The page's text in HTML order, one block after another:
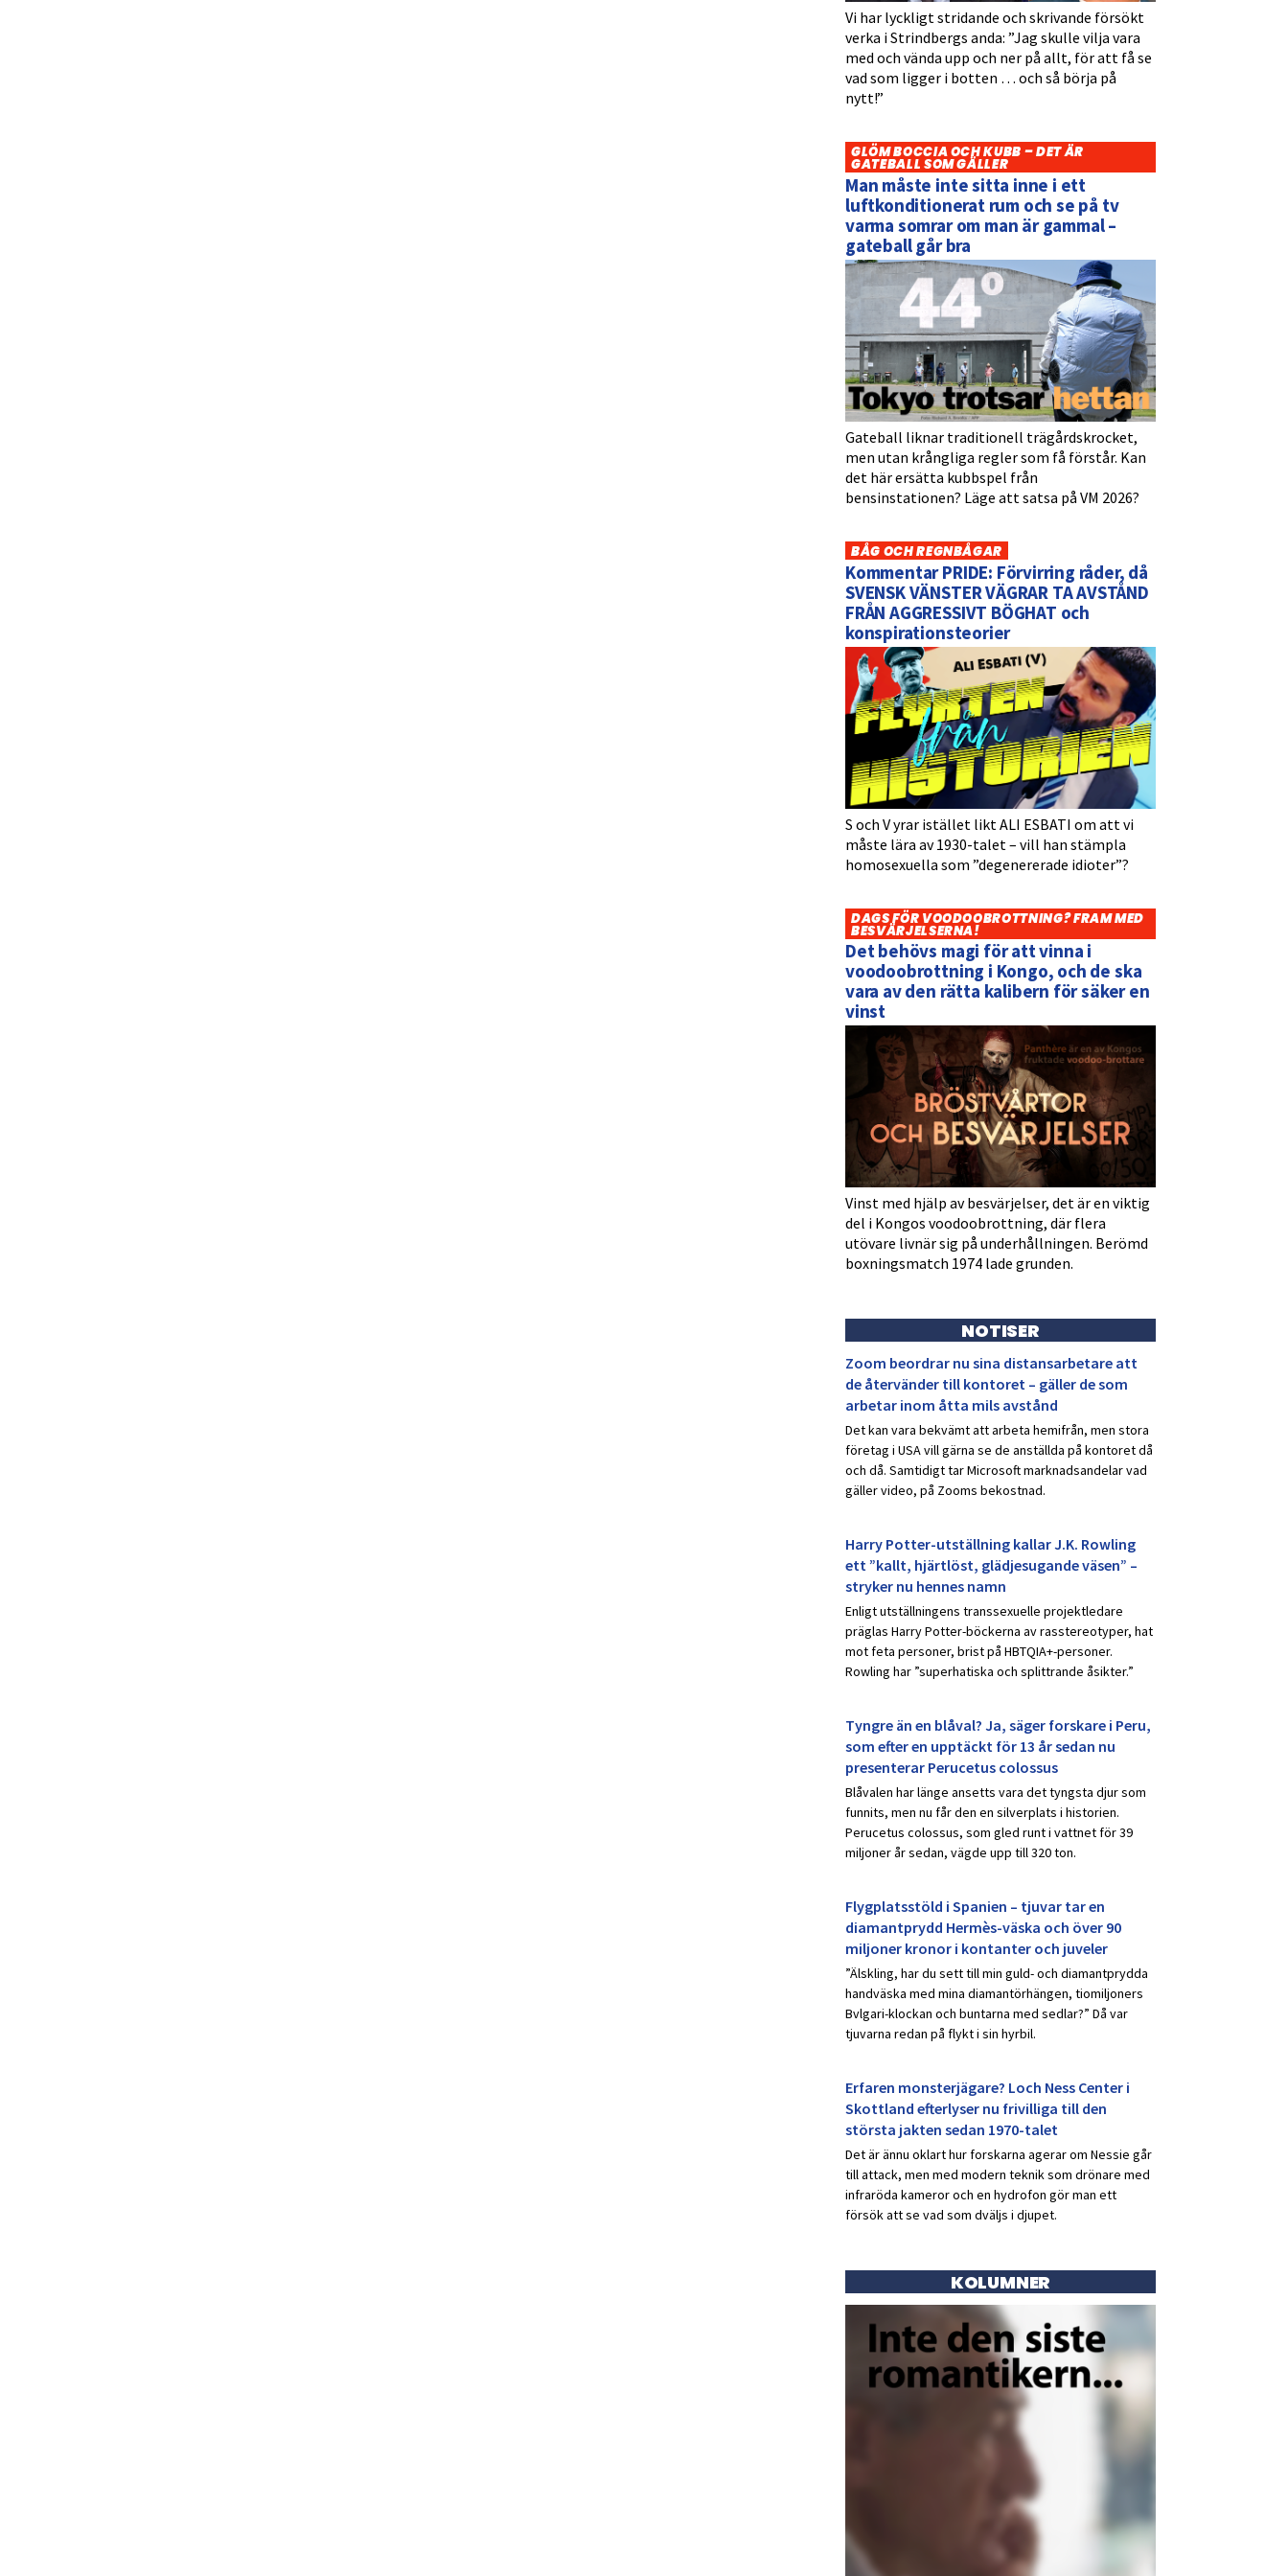
Vi har lyckligt stridande och skrivande försökt
verka i Strindbergs anda: ”Jag skulle vilja vara
med och vända upp och ner på allt, för att få se
vad som ligger i botten … och så börja på
nytt!”
GLÖM BOCCIA OCH KUBB – DET ÄR
GATEBALL SOM GÄLLER
Man måste inte sitta inne i ett
luftkonditionerat rum och se på tv
varma somrar om man är gammal –
gateball går bra
Gateball liknar traditionell trägårdskrocket,
men utan krångliga regler som få förstår. Kan
det här ersätta kubbspel från
bensinstationen? Läge att satsa på VM 2026?
BÅG OCH REGNBÅGAR
Kommentar PRIDE: Förvirring råder, då
SVENSK VÄNSTER VÄGRAR TA AVSTÅND
FRÅN AGGRESSIVT BÖGHAT och
konspirationsteorier
S och V yrar istället likt ALI ESBATI om att vi
måste lära av 1930-talet – vill han stämpla
homosexuella som ”degenererade idioter”?
DAGS FÖR VOODOOBROTTNING? FRAM MED
BESVÄRJELSERNA!
Det behövs magi för att vinna i
voodoobrottning i Kongo, och de ska
vara av den rätta kalibern för säker en
vinst
Vinst med hjälp av besvärjelser, det är en viktig
del i Kongos voodoobrottning, där flera
utövare livnär sig på underhållningen. Berömd
boxningsmatch 1974 lade grunden.
NOTISER
Zoom beordrar nu sina distansarbetare att
de återvänder till kontoret – gäller de som
arbetar inom åtta mils avstånd
Det kan vara bekvämt att arbeta hemifrån, men stora
företag i USA vill gärna se de anställda på kontoret då
och då. Samtidigt tar Microsoft marknadsandelar vad
gäller video, på Zooms bekostnad.
Harry Potter-utställning kallar J.K. Rowling
ett ”kallt, hjärtlöst, glädjesugande väsen” –
stryker nu hennes namn
Enligt utställningens transsexuelle projektledare
präglas Harry Potter-böckerna av rasstereotyper, hat
mot feta personer, brist på HBTQIA+-personer.
Rowling har ”superhatiska och splittrande åsikter.”
Tyngre än en blåval? Ja, säger forskare i Peru,
som efter en upptäckt för 13 år sedan nu
presenterar Perucetus colossus
Blåvalen har länge ansetts vara det tyngsta djur som
funnits, men nu får den en silverplats i historien.
Perucetus colossus, som gled runt i vattnet för 39
miljoner år sedan, vägde upp till 320 ton.
Flygplatsstöld i Spanien – tjuvar tar en
diamantprydd Hermès-väska och över 90
miljoner kronor i kontanter och juveler
”Älskling, har du sett till min guld- och diamantprydda
handväska med mina diamantörhängen, tiomiljoners
Bvlgari-klockan och buntarna med sedlar?” Då var
tjuvarna redan på flykt i sin hyrbil.
Erfaren monsterjägare? Loch Ness Center i
Skottland efterlyser nu frivilliga till den
största jakten sedan 1970-talet
Det är ännu oklart hur forskarna agerar om Nessie går
till attack, men med modern teknik som drönare med
infraröda kameror och en hydrofon gör man ett
försök att se vad som dväljs i djupet.
KOLUMNER